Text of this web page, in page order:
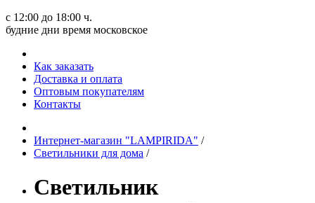
с 12:00 до 18:00 ч.
будние дни время московское
Как заказать
Доставка и оплата
Оптовым покупателям
Контакты
Интернет-магазин "LAMPIRIDA" /
Светильники для дома /
Светильник